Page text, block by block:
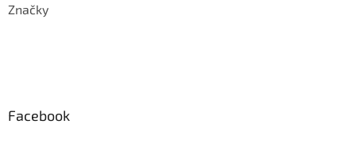
Značky
Facebook